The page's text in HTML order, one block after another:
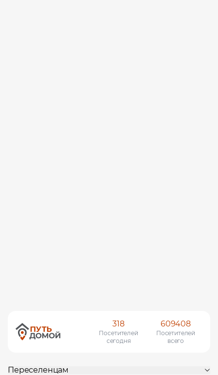
318
Посетителей
сегодня
609408
Посетителей
всего
Переселенцам